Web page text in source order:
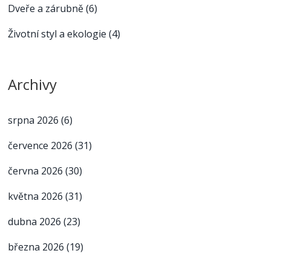
Dveře a zárubně(6)
Životní styl a ekologie (4)
Archivy
srpna 2026 (6)
července 2026 (31)
června 2026 (30)
května 2026 (31)
dubna 2026 (23)
března 2026 (19)